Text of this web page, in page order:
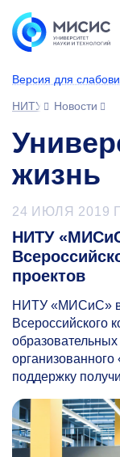
Версия для
НИТУ МИСИС
Новости
жизнь
24 ИЮЛЯ 2019
НИТУ
проектов
НИТУ «МИСиС»
Всероссийского
поддержку